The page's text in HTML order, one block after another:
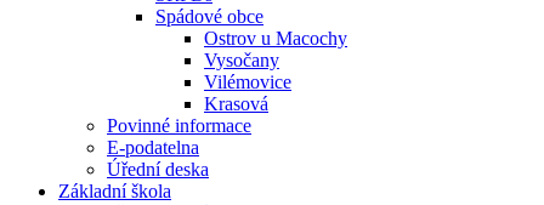
Spádové obce
Ostrov u Macochy
Vysočany
Vilémovice
Krasová
Povinné informace
E-podatelna
Úřední deska
Základní škola